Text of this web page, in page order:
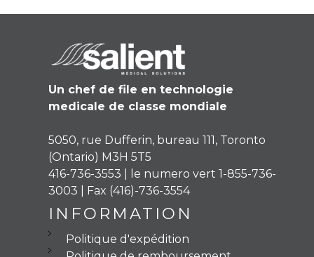
Un chef de file en technologie
medicale de classe mondiale
5050, rue Dufferin, bureau 111, Toronto
(Ontario) M3H 5T5
416-736-3553 | le numero vert 1-855-736-
3003 | Fax (416)-736-3554
INFORMATION
Politique d'expédition